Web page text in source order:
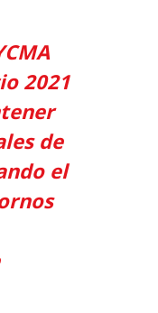
2021
de
el